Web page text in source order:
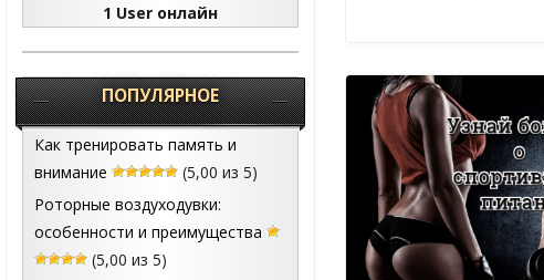
1 User онлайн
ПОПУЛЯРНОЕ
Как тренировать память и
внимание
(5,00 из 5)
Роторные воздуходувки:
особенности и преимущества
(5,00 из 5)